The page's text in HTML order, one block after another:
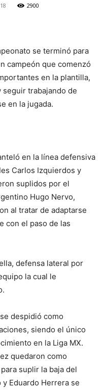
2900
se terminó para
campeón que comenzó
en la plantilla,
seguir trabajando de
en la jugada.
en la línea defensiva
Carlos Izquierdos y
suplidos por el
Hugo Nervo,
al tratar de adaptarse
con el paso de las
defensa lateral por
la cual le
despidió como
siendo el único
en la Liga MX.
quedaron como
suplir la baja del
Eduardo Herrera se